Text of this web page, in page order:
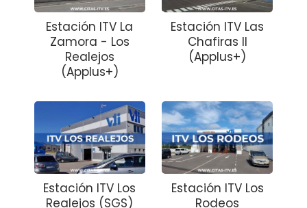
Estación ITV La
Zamora - Los
Realejos
(Applus+)
Estación ITV Las
Chafiras II
(Applus+)
Estación ITV Los
Realejos (SGS)
Estación ITV Los
Rodeos